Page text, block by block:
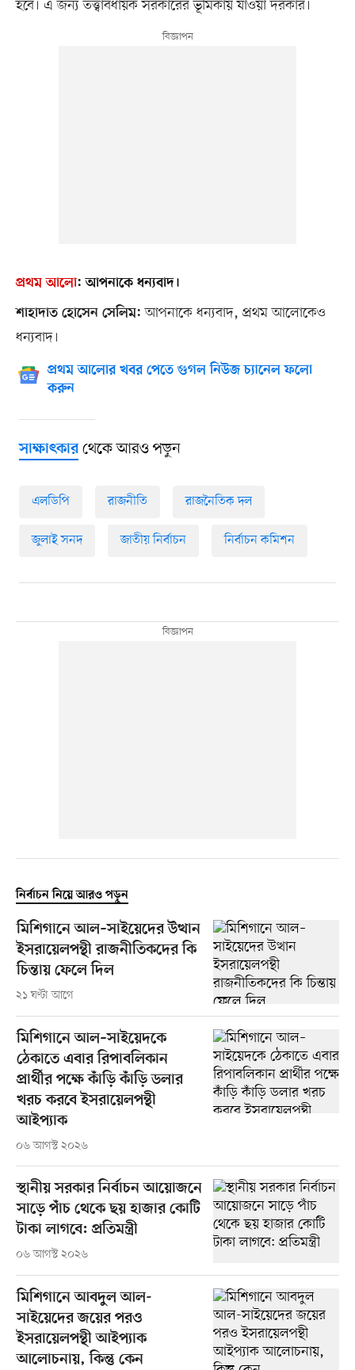
হবে। এ জন্য তত্ত্বাবধায়ক সরকারের ভূমিকায় যাওয়া দরকার।
প্রথম আলো:আপনাকে ধন্যবাদ।
শাহাদাত হোসেন সেলিম: আপনাকে ধন্যবাদ, প্রথম আলোকেও
ধন্যবাদ।
প্রথম আলোর খবর পেতে গুগল নিউজ চ্যানেল ফলো
করুন
সাক্ষাৎকারথেকে আরও পড়ুন
এলডিপি রাজনীতি রাজনৈতিক দল
জুলাই সনদ জাতীয় নির্বাচন নির্বাচন কমিশন
নির্বাচন নিয়ে আরও পড়ুন
মিশিগানে আল–সাইয়েদের উত্থান
ইসরায়েলপন্থী রাজনীতিকদের কি
চিন্তায় ফেলে দিল
২১ ঘণ্টা আগে
মিশিগানে আল–সাইয়েদকে
ঠেকাতে এবার রিপাবলিকান
প্রার্থীর পক্ষে কাঁড়ি কাঁড়ি ডলার
খরচ করবে ইসরায়েলপন্থী
আইপ্যাক
০৬ আগস্ট ২০২৬
স্থানীয় সরকার নির্বাচন আয়োজনে
সাড়ে পাঁচ থেকে ছয় হাজার কোটি
টাকা লাগবে: প্রতিমন্ত্রী
০৬ আগস্ট ২০২৬
মিশিগানে আবদুল আল-
সাইয়েদের জয়ের পরও
ইসরায়েলপন্থী আইপ্যাক
আলোচনায়, কিন্তু কেন